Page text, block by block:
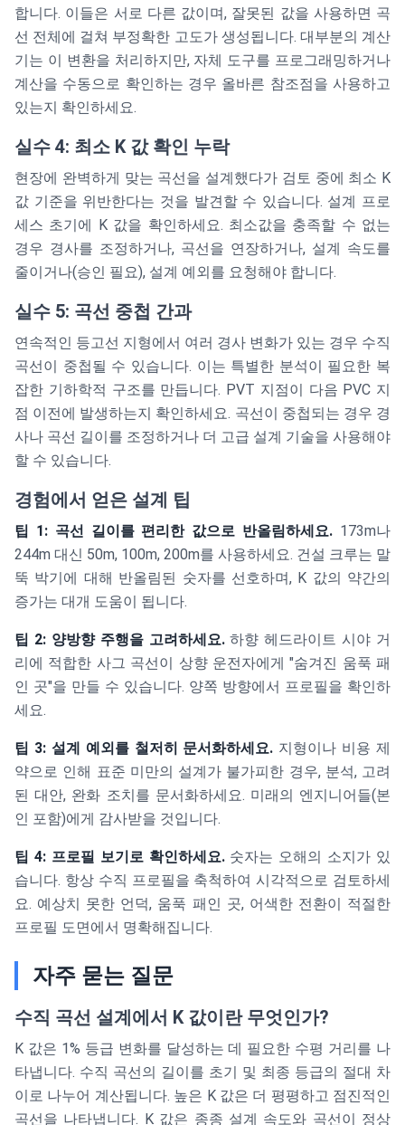
합니다. 이들은 서로 다른 값이며, 잘못된 값을 사용하면 곡
선 전체에 걸쳐 부정확한 고도가 생성됩니다. 대부분의 계산
기는 이 변환을 처리하지만, 자체 도구를 프로그래밍하거나
계산을 수동으로 확인하는 경우 올바른 참조점을 사용하고
있는지 확인하세요.
실수 4: 최소 K 값 확인 누락
현장에 완벽하게 맞는 곡선을 설계했다가 검토 중에 최소 K
값 기준을 위반한다는 것을 발견할 수 있습니다. 설계 프로
세스 초기에 K 값을 확인하세요. 최소값을 충족할 수 없는
경우 경사를 조정하거나, 곡선을 연장하거나, 설계 속도를
줄이거나(승인 필요), 설계 예외를 요청해야 합니다.
실수 5: 곡선 중첩 간과
연속적인 등고선 지형에서 여러 경사 변화가 있는 경우 수직
곡선이 중첩될 수 있습니다. 이는 특별한 분석이 필요한 복
잡한 기하학적 구조를 만듭니다. PVT 지점이 다음 PVC 지
점 이전에 발생하는지 확인하세요. 곡선이 중첩되는 경우 경
사나 곡선 길이를 조정하거나 더 고급 설계 기술을 사용해야
할 수 있습니다.
경험에서 얻은 설계 팁
팁 1: 곡선 길이를 편리한 값으로 반올림하세요. 173m나
244m 대신 50m, 100m, 200m를 사용하세요. 건설 크루는 말
뚝 박기에 대해 반올림된 숫자를 선호하며, K 값의 약간의
증가는 대개 도움이 됩니다.
팁 2: 양방향 주행을 고려하세요.하향 헤드라이트 시야 거
리에 적합한 사그 곡선이 상향 운전자에게 "숨겨진 움푹 패
인 곳"을 만들 수 있습니다. 양쪽 방향에서 프로필을 확인하
세요.
팁 3: 설계 예외를 철저히 문서화하세요. 지형이나 비용 제
약으로 인해 표준 미만의 설계가 불가피한 경우, 분석, 고려
된 대안, 완화 조치를 문서화하세요. 미래의 엔지니어들(본
인 포함)에게 감사받을 것입니다.
팁 4: 프로필 보기로 확인하세요.숫자는 오해의 소지가 있
습니다. 항상 수직 프로필을 축척하여 시각적으로 검토하세
요. 예상치 못한 언덕, 움푹 패인 곳, 어색한 전환이 적절한
프로필 도면에서 명확해집니다.
자주 묻는 질문
수직 곡선 설계에서 K 값이란 무엇인가?
K 값은 1% 등급 변화를 달성하는 데 필요한 수평 거리를 나
타냅니다. 수직 곡선의 길이를 초기 및 최종 등급의 절대 차
이로 나누어 계산됩니다. 높은 K 값은 더 평평하고 점진적인
곡선을 나타냅니다. K 값은 종종 설계 속도와 곡선이 정상